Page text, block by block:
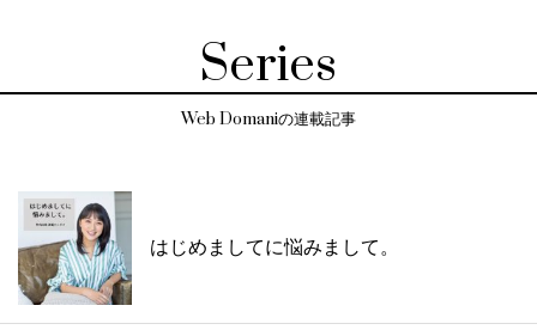
Series
Web Domaniの連載記事
はじめましてに悩みまして。